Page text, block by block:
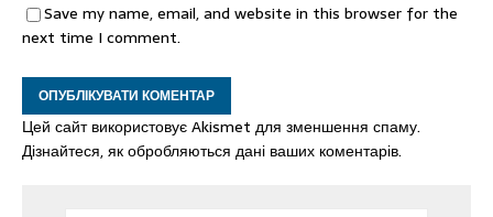
Save my name, email, and website in this browser for the
next time I comment.
Цей сайт використовує Akismet для зменшення спаму.
Дізнайтеся, як обробляються дані ваших коментарів.